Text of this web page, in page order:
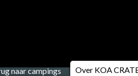
naar campings Over KOA